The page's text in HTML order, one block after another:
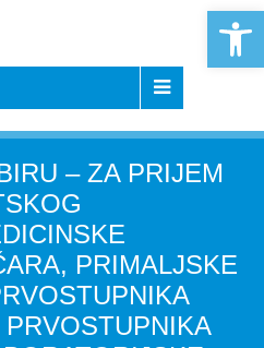
– ZA PRIJEM
PRIMALJSKE